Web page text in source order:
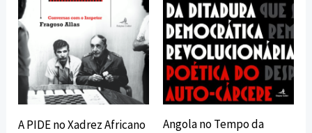
A PIDE no Xadrez Africano
Angola no Tempo da